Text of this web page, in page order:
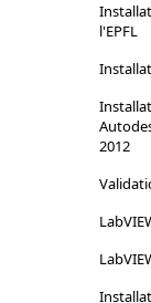
l'EPFL
2012